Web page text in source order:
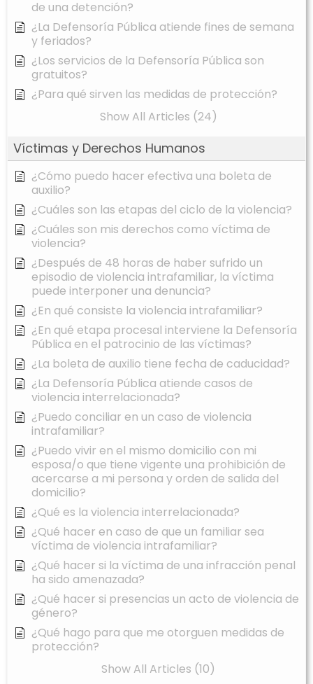
de una detención?
¿La Defensoría Pública atiende fines de semana
y feriados?
¿Los servicios de la Defensoría Pública son
gratuitos?
¿Para qué sirven las medidas de protección?
Show All Articles (24)
Víctimas y Derechos Humanos
¿Cómo puedo hacer efectiva una boleta de
auxilio?
¿Cuáles son las etapas del ciclo de la violencia?
¿Cuáles son mis derechos como víctima de
violencia?
¿Después de 48 horas de haber sufrido un
episodio de violencia intrafamiliar, la víctima
puede interponer una denuncia?
¿En qué consiste la violencia intrafamiliar?
¿En qué etapa procesal interviene la Defensoría
Pública en el patrocinio de las víctimas?
¿La boleta de auxilio tiene fecha de caducidad?
¿La Defensoría Pública atiende casos de
violencia interrelacionada?
¿Puedo conciliar en un caso de violencia
intrafamiliar?
¿Puedo vivir en el mismo domicilio con mi
esposa/o que tiene vigente una prohibición de
acercarse a mi persona y orden de salida del
domicilio?
¿Qué es la violencia interrelacionada?
¿Qué hacer en caso de que un familiar sea
víctima de violencia intrafamiliar?
¿Qué hacer si la víctima de una infracción penal
ha sido amenazada?
¿Qué hacer si presencias un acto de violencia de
género?
¿Qué hago para que me otorguen medidas de
protección?
Show All Articles (10)